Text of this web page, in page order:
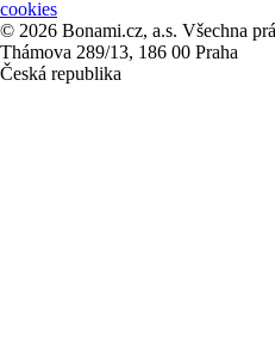
cookies
© 2026 Bonami.cz, a.s. Všechna
Thámova 289/13, 186 00 Praha
Česká republika